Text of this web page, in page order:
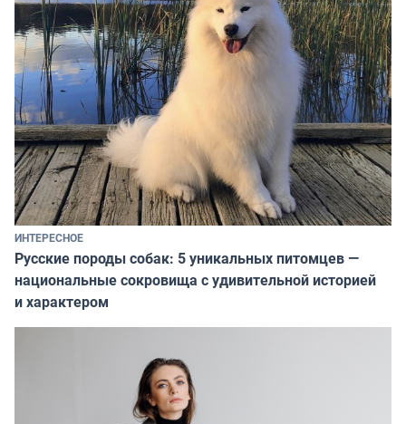
ИНТЕРЕСНОЕ
Русские породы собак: 5 уникальных питомцев —
национальные сокровища с удивительной историей
и характером